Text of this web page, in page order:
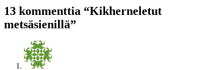
13 kommenttia “Kikherneletut
metsäsienillä”